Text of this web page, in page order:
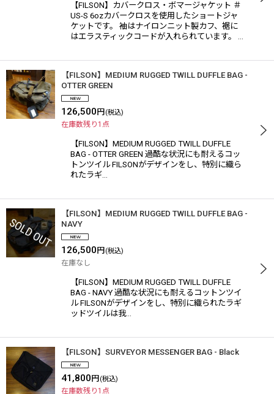
【FILSON】カバークロス・ボマージャケット ＃
US-S 6ozカバークロスを使用したショートジャ
ケットです。 袖はナイロンニット製カフ、裾に
はエラスティックコードが入れられています。 …
【FILSON】MEDIUM RUGGED TWILL DUFFLE BAG -
OTTER GREEN
126,500 円 (税込)
在庫数残り1点
【FILSON】MEDIUM RUGGED TWILL DUFFLE
BAG - OTTER GREEN 過酷な状況にも耐えるコッ
トンツイル FILSONがデザインをし、特別に織ら
れたラギ…
【FILSON】MEDIUM RUGGED TWILL DUFFLE BAG -
NAVY
126,500 円 (税込)
在庫なし
【FILSON】MEDIUM RUGGED TWILL DUFFLE
BAG - NAVY 過酷な状況にも耐えるコットンツイ
ル FILSONがデザインをし、特別に織られたラギ
ッドツイルは我…
【FILSON】SURVEYOR MESSENGER BAG - Black
41,800 円 (税込)
在庫数残り1点